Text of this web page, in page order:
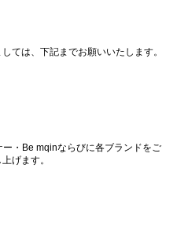
ては、下記までお願いいたします。
・Be mqinならびに各ブランドをご
げます。